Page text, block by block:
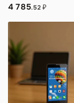
4 785.52 ₽